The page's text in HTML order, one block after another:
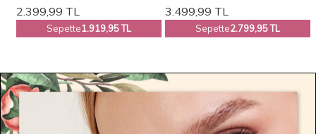
2.399,99 TL
Sepette1.919,95 TL
3.499,99 TL
Sepette2.799,95 TL